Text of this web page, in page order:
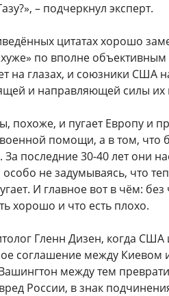
– подчеркнул эксперт.
цитатах хорошо
по вполне
на глазах, и союзники США
и направляющей силы их
похоже, и пугает Европу и
помощи, а в том, что
последние 30-40 лет они
не задумываясь, что
И главное вот в чём: без
хорошо и что есть плохо.
Гленн Дизен, когда США
соглашение между Киевом
между тем
России, в знак